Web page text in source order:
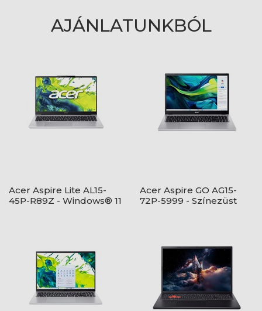
AJÁNLATUNKBÓL
Acer Aspire Lite AL15-
45P-R89Z - Windows® 11
Acer Aspire GO AG15-
72P-5999 - Színezüst